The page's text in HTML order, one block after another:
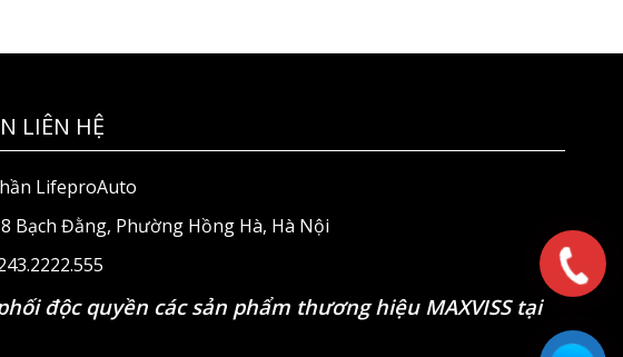
LIÊN HỆ
LifeproAuto
Bạch Đằng, Phường Hồng Hà, Hà Nội
độc quyền các sản phẩm thương hiệu MAXVISS tại